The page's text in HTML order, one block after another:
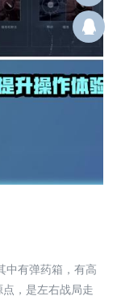
中有弹药箱，有高
，是左右战局走
群